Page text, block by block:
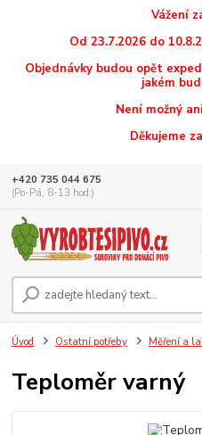
Vážení
Od 23.7.2026 do
Objednávky budou opět
jakém
Není možný
Děkujeme
+420 735 044 675
(Po-Pá, 8-13 hod.)
Úvod Ostatní potřeby Měření a
Teploměr varný